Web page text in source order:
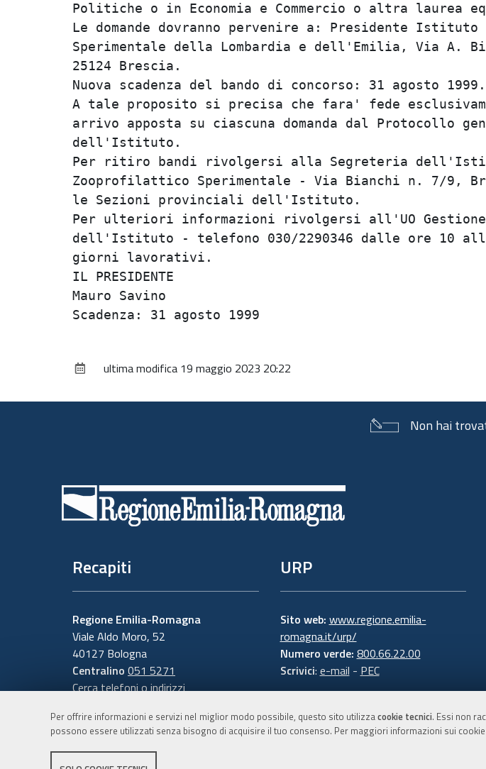
Per offrire informazioni e servizi nel miglior modo possibile, questo sito utilizzacookie tecnici. Essi non
possono essere utilizzati senza bisogno di acquisire il tuo consenso. Per maggiori informazioni sui
Politiche o in Economia e Commercio o
Le domande dovranno pervenire a:
Sperimentale della Lombardia e
25124
Nuova scadenza del bando di
A tale proposito si precisa che fara' fede
arrivo apposta su ciascuna domanda
Per ritiro bandi rivolgersi alla
Zooprofilattico Sperimentale - Via Bianchi
le Sezioni provinciali
Per ulteriori informazioni rivolgersi all'UO
dell'Istituto - telefono 030/2290346 dalle
giorni
IL
Mauro
ultima modifica 19 maggio 2023 20:22
Non hai
Recapiti
Regione Emilia-Romagna
Viale Aldo Moro, 52
40127 Bologna
Centralino 051 5271
Cerca telefoni o indirizzi
URP
Sito web: www.regione.emilia-
romagna.it/urp/
Numero verde: 800.66.22.00
Scrivici: e-mail - PEC